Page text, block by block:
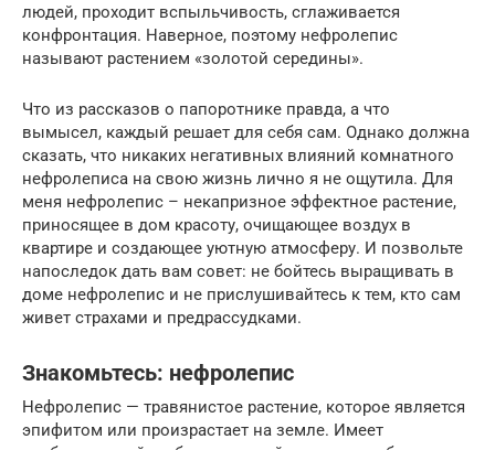
людей, проходит вспыльчивость, сглаживается
конфронтация. Наверное, поэтому нефролепис
называют растением «золотой середины».
Что из рассказов о папоротнике правда, а что
вымысел, каждый решает для себя сам. Однако должна
сказать, что никаких негативных влияний комнатного
нефролеписа на свою жизнь лично я не ощутила. Для
меня нефролепис – некапризное эффектное растение,
приносящее в дом красоту, очищающее воздух в
квартире и создающее уютную атмосферу. И позвольте
напоследок дать вам совет: не бойтесь выращивать в
доме нефролепис и не прислушивайтесь к тем, кто сам
живет страхами и предрассудками.
Знакомьтесь: нефролепис
Нефролепис — травянистое растение, которое является
эпифитом или произрастает на земле. Имеет